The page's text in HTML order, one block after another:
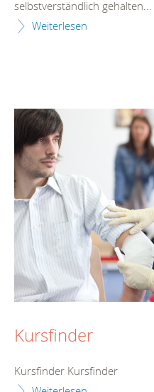
selbstverständlich gehalten...
Weiterlesen
Kursfinder
Kursfinder Kursfinder